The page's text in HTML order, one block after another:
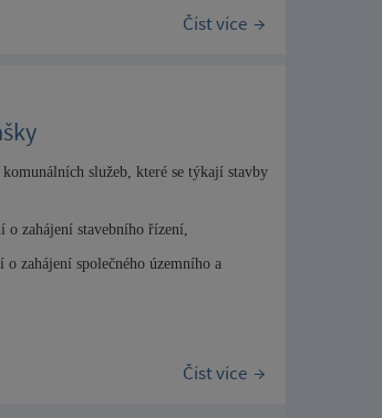
Číst více
služeb, které se týkají stavby
o zahájení stavebního řízení,
zahájení společného územního a
Číst více